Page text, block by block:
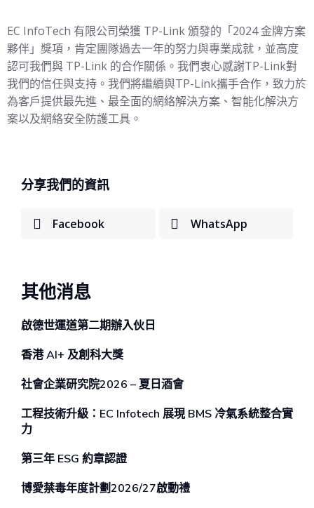
EC InfoTech 有限公司榮獲 TP-Link 頒發的「2024 金牌方案
夥伴」獎項，肯定團隊過去一年的努力與專業成就，並高度
認可我們與 TP-Link 的合作關係。我們衷心感謝TP-Link對
我們的信任與支持。我們將繼續與TP-Link攜手合作，致力於
為客戶提供最先進、最全面的網絡解決方案、智能化解決方
案以及網絡安全防護工具。
分享我們的資訊
Facebook WhatsApp
其他消息
啟德世運道第二期辦⼊伙⽇
香港 AI+ 及創科⼤獎
社會企業研究院2026 – 夏日酒會
工程技術升級：EC Infotech 展現 BMS 冷氣系統整合實
力
第三年 ESG 約章認證
博愛禁毒年度計劃2026/27啟動禮